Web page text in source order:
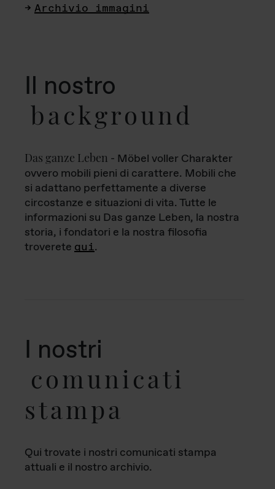
Archivio immagini
Il nostro
background
Das ganze Leben - Möbel voller Charakter
ovvero mobili pieni di carattere. Mobili che
si adattano perfettamente a diverse
circostanze e situazioni di vita. Tutte le
informazioni su Das ganze Leben, la nostra
storia, i fondatori e la nostra filosofia
troverete qui.
I nostri
comunicati
stampa
Qui trovate i nostri comunicati stampa
attuali e il nostro archivio.